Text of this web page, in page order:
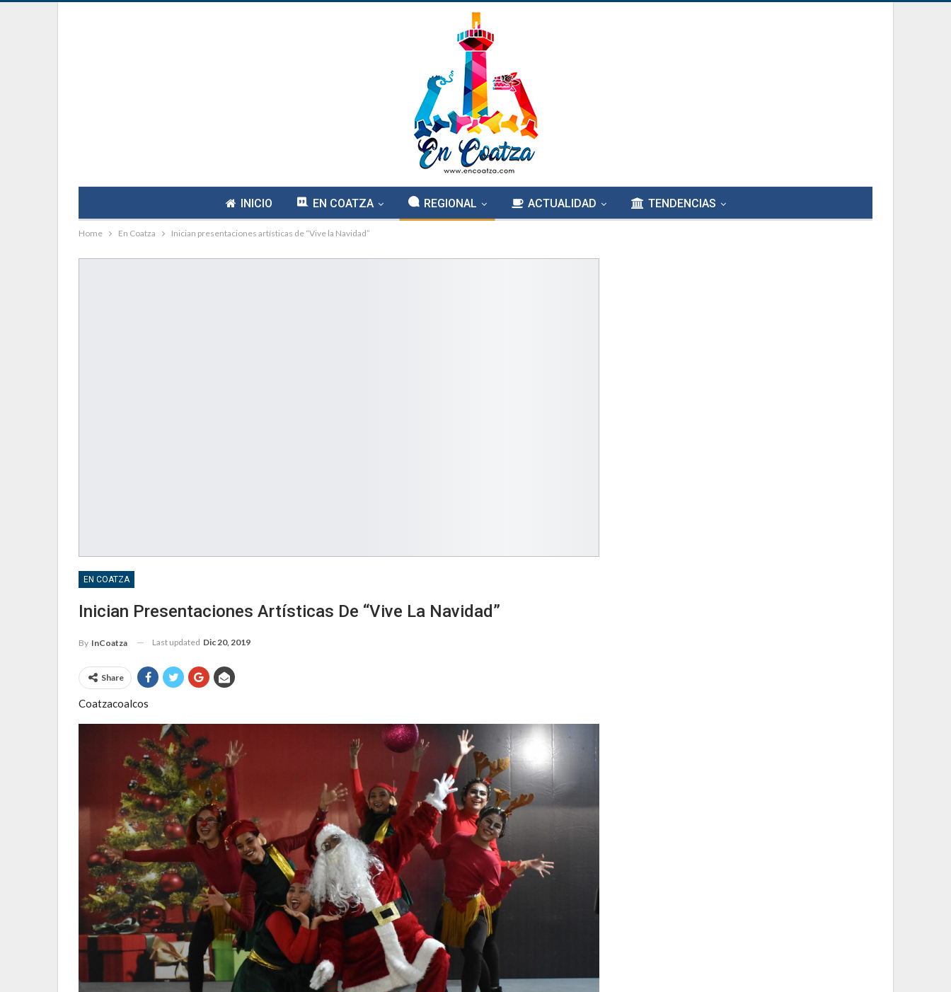
INICIO EN COATZA REGIONAL ACTUALIDAD TENDENCIAS
Home En Coatza Inician presentaciones artísticas de “Vive la Navidad”
EN COATZA
Inician Presentaciones Artísticas De “Vive La Navidad”
By InCoatza Last updated Dic 20, 2019
Share
Coatzacoalcos